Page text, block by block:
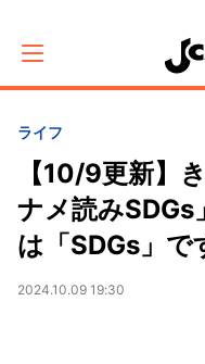
ライフ
【10/9更新】
ナメ読み
は「SDGs」で
2024.10.09 19:30